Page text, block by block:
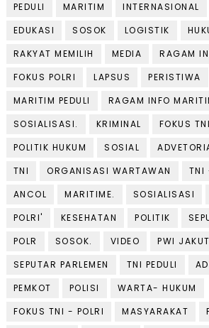
PEDULI
MARITIM INTERNASIONAL
EDUKASI
SOSOK LOGISTIK
RAKYAT MEMILIH
MEDIA
RAGAM
FOKUS POLRI
LAPSUS PERISTIWA
MARITIM PEDULI
RAGAM INFO
SOSIALISASI.
KRIMINAL FOKUS TNI
POLITIK HUKUM
SOSIAL
TNI
ORGANISASI WARTAWAN TNI
ANCOL
MARITIME. SOSIALISASI
POLRI'
KESEHATAN POLITIK
POLR
SOSOK. VIDEO
PWI JAKUT
SEPUTAR PARLEMEN
TNI PEDULI
PEMKOT
POLISI
WARTA- HUKUM
FOKUS TNI - POLRI
MASYARAKAT